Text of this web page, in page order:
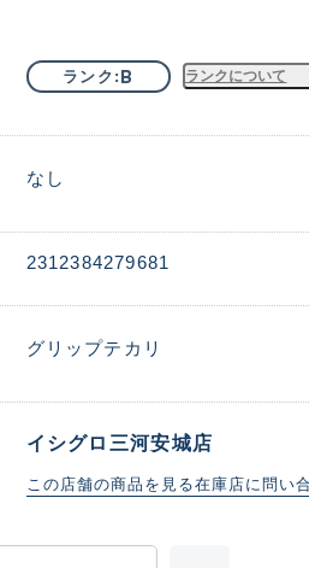
ランク B ランクについて
なし
2312384279681
グリップテカリ
イシグロ三河安城店
この店舗の商品を見る在庫店に問い